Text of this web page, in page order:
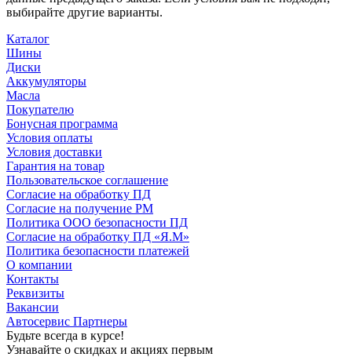
выбирайте другие варианты.
Каталог
Шины
Диски
Аккумуляторы
Масла
Покупателю
Бонусная программа
Условия оплаты
Условия доставки
Гарантия на товар
Пользовательское соглашение
Согласие на обработку ПД
Согласие на получение РМ
Политика ООО безопасности ПД
Согласие на обработку ПД «Я.М»
Политика безопасности платежей
О компании
Контакты
Реквизиты
Вакансии
Автосервис Партнеры
Будьте всегда в курсе!
Узнавайте о скидках и акциях первым